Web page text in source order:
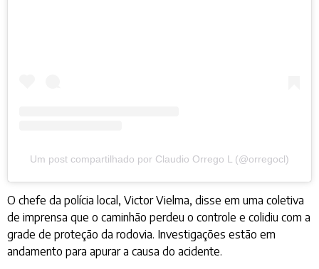
Um post compartilhado por Claudio Orrego L (@orregocl)
O chefe da polícia local, Victor Vielma, disse em uma coletiva
de imprensa que o caminhão perdeu o controle e colidiu com a
grade de proteção da rodovia. Investigações estão em
andamento para apurar a causa do acidente.